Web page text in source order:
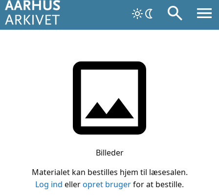
Billeder
Materialet kan bestilles hjem til læsesalen.
Log ind elleropret brugerfor at bestille.